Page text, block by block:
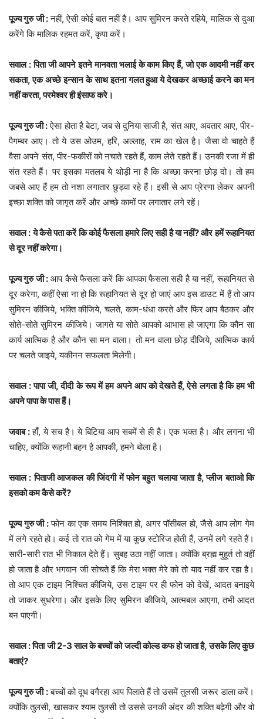
पूज्य गुरु जी :नहीं, ऐसी कोई बात नहीं है। आप सुमिरन करते रहिये, मालिक से दुआ
करेंगे कि मालिक रहमत करें, कृपा करें।
सवाल : पिता जी आपने इतने मानवता भलाई के काम किए हैं, जो एक आदमी नहीं कर
सकता, एक अच्छे इन्सान के साथ इतना गलत हुआ ये देखकर अच्छाई करने का मन
नहीं करता, परमेश्वर ही इंसाफ करे।
पूज्य गुरु जी :ऐसा होता है बेटा, जब से दुनिया साजी है, संत आए, अवतार आए, पीर-
पैगम्बर आए। तो ये उस ओउम, हरि, अल्लाह, राम का खेल है। जैसा वो चाहते हैं
वैसा अपने संत, पीर-फकीरों को नचाते रहते हैं, काम लेते रहते हैं। उनकी रजा में ही
संत रहते हैं। पर इसका मतलब ये थोड़ी ना है कि अच्छा करना छोड़ दो। तो हम
जबसे आए हैं हम तो नशा लगातार छुड़वा रहे हैं। इसी से आप प्रेरणा लेकर अपनी
इच्छा शक्ति को जागृत करें और अच्छे कामों पर लगातार लगे रहें।
सवाल : ये कैसे पता करें कि कोई फैसला हमारे लिए सही है या नहीं? और हमें रूहानियत
से दूर नहीं करेगा।
पूज्य गुरु जी :आप कैसे फैसला करें कि आपका फैसला सही है या नहीं, रूहानियत से
दूर करेगा, कहीं ऐसा ना हो कि रूहानियत से दूर हो जाएं आप इस डाउट में हैं तो आप
सुमिरन कीजिये, भक्ति कीजिये, चलते, काम-धंधा करते और फिर आप बैठकर और
सोते-सोते सुमिरन कीजिये। जागते या सोते आपको आभास हो जाएगा कि कौन सा
कार्य आत्मिक है और कौन सा मन वाला। तो मन वाला छोड़ दीजिये, आत्मिक कार्य
पर चलते जाइये, यकीनन सफलता मिलेगी।
सवाल : पापा जी, दीदी के रूप में हम अपने आप को देखते हैं, ऐसे लगता है कि हम भी
अपने पापा के पास हैं।
जवाब :हाँ, ये सच है। ये बिटिया आप सबमें से ही है। एक भक्त है। और लगना भी
चाहिए, क्योंकि रूहानी बहन है आपकी, हमने बोला है।
सवाल : पिताजी आजकल की जिंदगी में फोन बहुत चलाया जाता है, प्लीज बताओ कि
इसको कम कैसे करें?
पूज्य गुरु जी :फोन का एक समय निश्चित हो, अगर पॉसीबल हो, जैसे आप लोग गेम
में लगे रहते हो। कई तो रात को गेम में या कुछ स्टोरिज होती हैं, उनमें लगे रहते हैं।
सारी-सारी रात भी निकाल देते हैं। सुबह उठा नहीं जाता। क्योंकि ब्रह्म मुहूर्त तो वहीं
हो जाता है और भगवान जी सोचते हैं कि मेरा भक्त मेरे को तो याद नहीं कर रहा है।
तो आप एक टाइम निश्चित कीजिये, उस टाइम पर ही फोन को देखें, आदत बनाइये
तो जाकर सुधरेगा। और इसके लिए सुमिरन कीजिये, आत्मबल आएगा, तभी आदत
बन पाएगी।
सवाल : पिता जी 2-3 साल के बच्चों को जल्दी कोल्ड कफ हो जाता है, उसके लिए कुछ
बताएं?
पूज्य गुरु जी :बच्चों को दूध वगैरहा आप पिलाते हैं तो उसमें तुलसी जरूर डाला करें।
क्योंकि तुलसी, खासकर श्याम तुलसी तो उससे उनकी अंदर की शक्ति बढ़ेगी और वो